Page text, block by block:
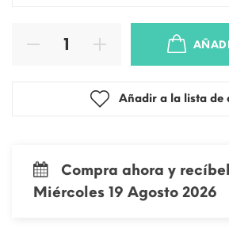
Añadir a la lista de
Compra ahora y
Miércoles 19 Agosto 2026